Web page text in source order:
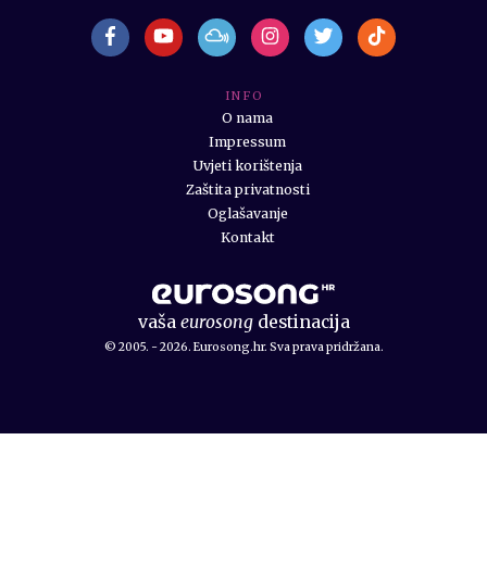
vaša eurosongdestinacija
© 2005. - 2026. Eurosong.hr. Sva prava pridržana.
I N F O
O nama
Impressum
Uvjeti korištenja
Zaštita privatnosti
Oglašavanje
Kontakt